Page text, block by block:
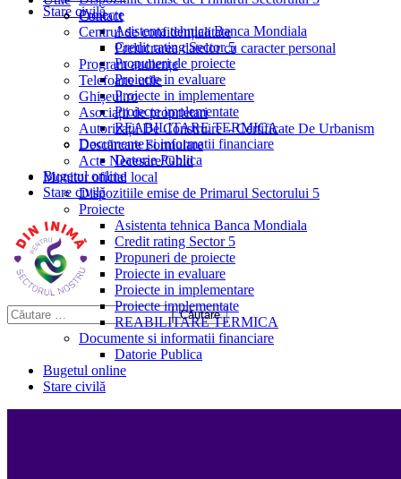
Stare civilă
Proiecte
Asistenta tehnica Banca Mondiala
Credit rating Sector 5
Propuneri de proiecte
Proiecte in evaluare
Proiecte in implementare
Proiecte implementate
REABILITARE TERMICA
Documente si informatii financiare
Datorie Publica
Bugetul online
Stare civilă
Contact
Centrul de confidențialitate
Prelucrarea datelor cu caracter personal
Program audiențe
Telefoane utile
Ghișeul.ro
Asociații de proprietari
Autorizații De Construire – Certificate De Urbanism
Descărcare Formulare
Acte Necesare/Ghid
Monitor oficial local
Dispozitiile emise de Primarul Sectorului 5
Proiecte
Asistenta tehnica Banca Mondiala
Credit rating Sector 5
Propuneri de proiecte
Proiecte in evaluare
Proiecte in implementare
Proiecte implementate
REABILITARE TERMICA
Documente si informatii financiare
Datorie Publica
Bugetul online
Stare civilă